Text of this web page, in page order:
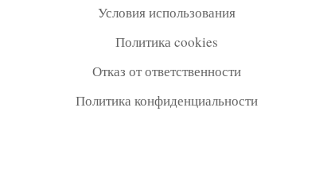
Условия использования
Политика cookies
Отказ от ответственности
Политика конфиденциальности